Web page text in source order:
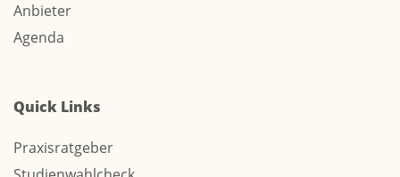
Anbieter
Agenda
Quick Links
Praxisratgeber